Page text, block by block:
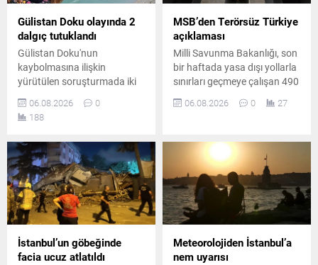
Gülistan Doku olayında 2
dalgıç tutuklandı
Gülistan Doku'nun
kaybolmasına ilişkin
yürütülen soruşturmada iki
suçlamasıyla tutuklandı.
Soruşturma kapsamında
barajda bulunan delillere
ilişkin iddialar yeniden
gündeme geldi.
06.08.2026
0
188
MSB’den Terörsüz Türkiye
açıklaması
Milli Savunma Bakanlığı, son
bir haftada yasa dışı yollarla
sınırları geçmeye çalışan 490
hudut hattında yaklaşık 8
06.08.2026 0 27
İstanbul’un göbeğinde
facia ucuz atlatıldı
Meteorolojiden İstanbul’a
nem uyarısı